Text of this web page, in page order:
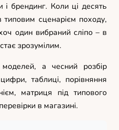
брендинг. Коли ці десять
типовим сценарієм походу,
один вибраний сліпо – в
зрозумілим.
а чесний розбір
таблиці, порівняння
матриця під типового
в магазині.